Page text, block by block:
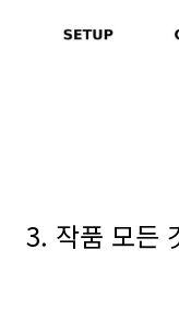
3. 작품 모든